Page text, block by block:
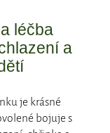
léčba
a
je krásné
bojuje s